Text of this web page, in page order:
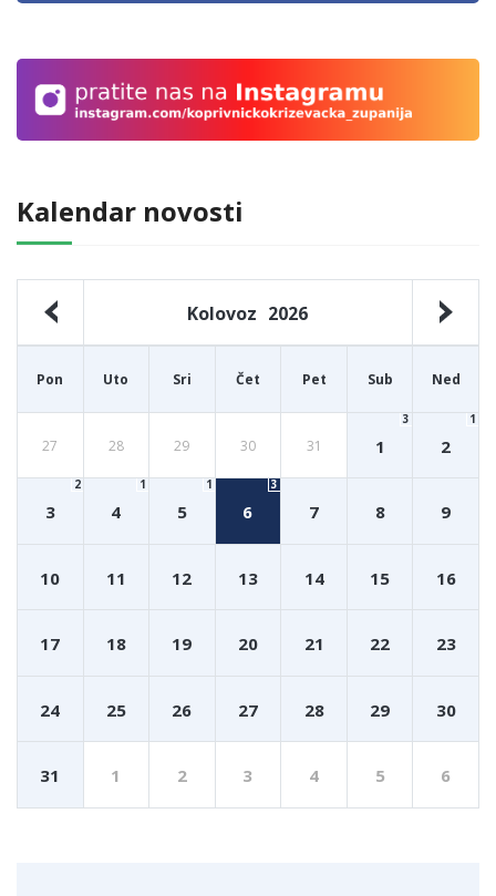
Kalendar novosti
Kolovoz 2026
Pon Uto Sri Čet Pet Sub Ned
27 28 29 30 31 1
3
2
1
3
2
4
1
5
1
6
3
7 8 9
10 11 12 13 14 15 16
17 18 19 20 21 22 23
24 25 26 27 28 29 30
31 1 2 3 4 5 6